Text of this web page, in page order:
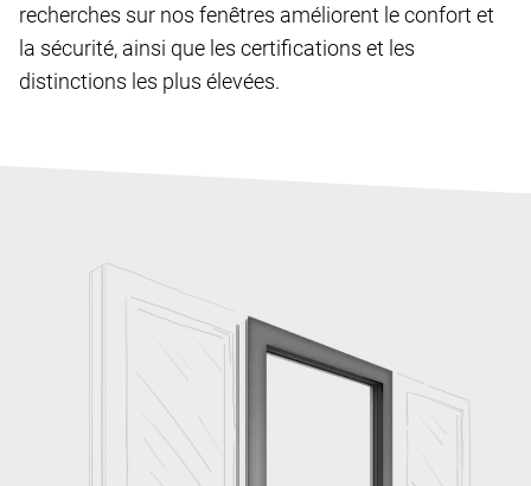
recherches sur nos fenêtres améliorent le confort et
la sécurité, ainsi que les certifications et les
distinctions les plus élevées.